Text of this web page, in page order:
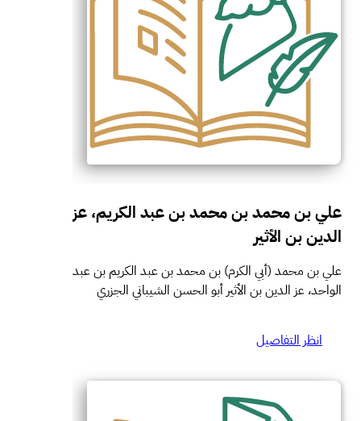
علي بن محمد بن محمد بن عبد الكريم، عز
الدين بن الأثير
علي بن محمد (أبي الكرم) بن محمد بن عبد الكريم بن عبد
الواحد، عز الدين بن الأثير أبو الحسن الشيباني الجزري
انظر التفاصيل